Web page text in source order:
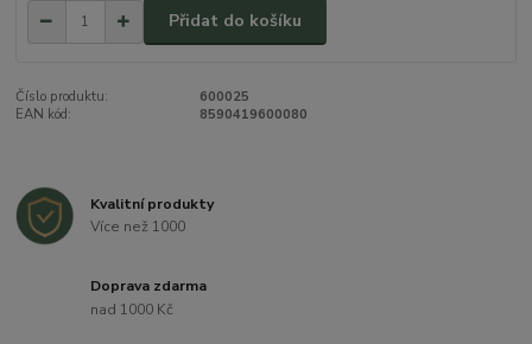
Přidat do košíku
Číslo produktu:
600025
EAN kód:
8590419600080
Kvalitní produkty
Více než 1000
Doprava zdarma
nad 1000 Kč